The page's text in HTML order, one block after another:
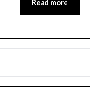
Read more